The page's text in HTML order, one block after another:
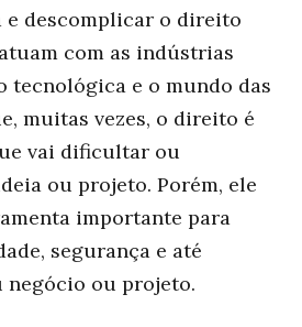
e descomplicar o direito
com as indústrias
tecnológica e o mundo das
muitas vezes, o direito é
vai dificultar ou
ou projeto. Porém, ele
importante para
segurança e até
negócio ou projeto.